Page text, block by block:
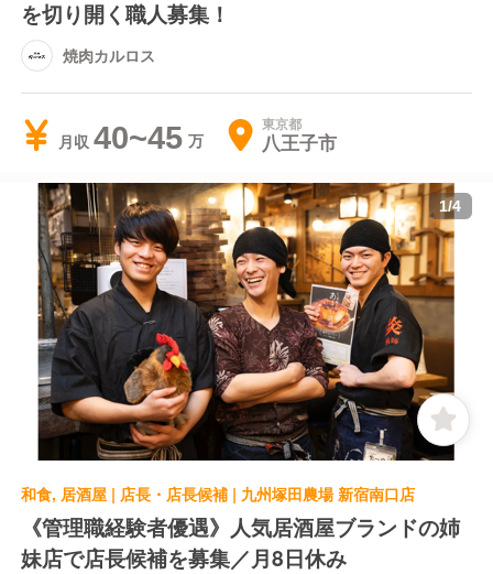
を切り開く職人募集！
焼肉カルロス
月収 40~45 東京都
八王子市
1/4
和食, 居酒屋 | 店長・店長候補 | 九州塚田農場 新宿南口店
《管理職経験者優遇》人気居酒屋ブランドの姉
妹店で店長候補を募集／月8日休み